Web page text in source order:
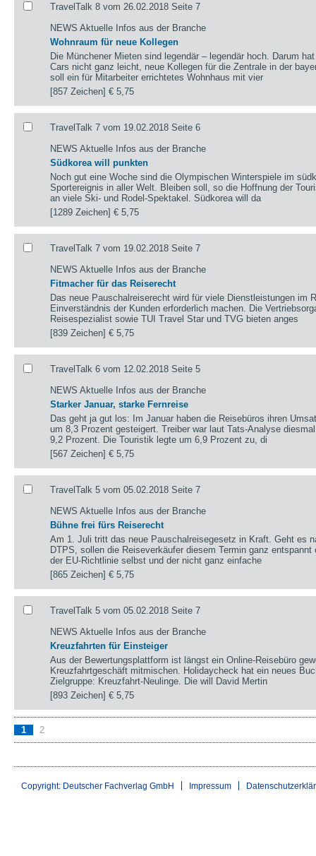
TravelTalk 8 vom 26.02.2018 Seite 7
NEWS Aktuelle Infos aus der Branche
Wohnraum für neue Kollegen
Die Münchener Mieten sind legendär – legendär hoch. Darum
Cars nicht ganz leicht, neue Kollegen für die Zentrale in der
soll ein für Mitarbeiter errichtetes Wohnhaus mit vier
[857 Zeichen]€ 5,75
TravelTalk 7 vom 19.02.2018 Seite 6
NEWS Aktuelle Infos aus der Branche
Südkorea will punkten
Noch gut eine Woche sind die Olympischen Winterspiele im
Sportereignis in aller Welt. Bleiben soll, so die Hoffnung der
an viele Ski- und Rodel-Spektakel. Südkorea will da
[1289 Zeichen]€ 5,75
TravelTalk 7 vom 19.02.2018 Seite 7
NEWS Aktuelle Infos aus der Branche
Fitmacher für das Reiserecht
Das neue Pauschalreiserecht wird für viele Dienstleistungen im
Einverständnis der Kunden erforderlich machen. Die
Reisespezialist sowie TUI Travel Star und TVG bieten anges
[839 Zeichen]€ 5,75
TravelTalk 6 vom 12.02.2018 Seite 5
NEWS Aktuelle Infos aus der Branche
Starker Januar, starke Fernreise
Das geht ja gut los: Im Januar haben die Reisebüros ihren
um 8,3 Prozent gesteigert. Treiber war laut Tats-Analyse
9,2 Prozent. Die Touristik legte um 6,9 Prozent zu, di
[567 Zeichen]€ 5,75
TravelTalk 5 vom 05.02.2018 Seite 7
NEWS Aktuelle Infos aus der Branche
Bühne frei fürs Reiserecht
Am 1. Juli tritt das neue Pauschalreisegesetz in Kraft. Geht es
DTPS, sollen die Reiseverkäufer diesem Termin ganz
der EU-Richtlinie selbst und der nicht ganz einfache
[865 Zeichen]€ 5,75
TravelTalk 5 vom 05.02.2018 Seite 7
NEWS Aktuelle Infos aus der Branche
Kreuzfahrten für Einsteiger
Aus der Bewertungsplattform ist längst ein Online-Reisebüro
Kreuzfahrtgeschäft mitmischen. Holidaycheck hat ein neues
Zielgruppe: Kreuzfahrt-Neulinge. Die will David Mertin
[893 Zeichen]€ 5,75
1 2
Copyright: Deutscher Fachverlag GmbH Impressum